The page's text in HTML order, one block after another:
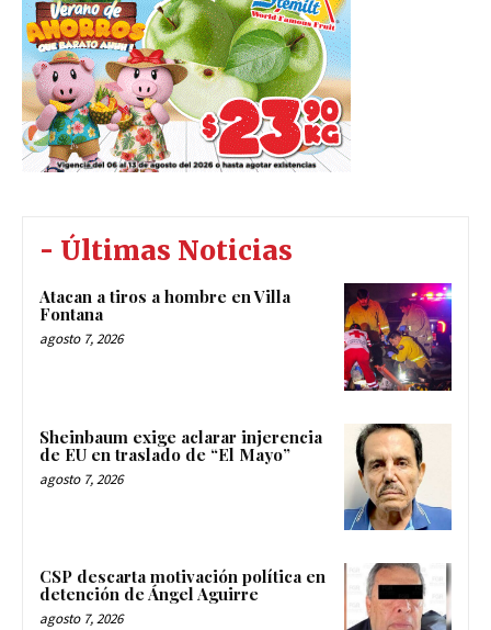
- Últimas Noticias
Atacan a tiros a hombre en Villa
Fontana
agosto 7, 2026
Sheinbaum exige aclarar injerencia
de EU en traslado de “El Mayo”
agosto 7, 2026
CSP descarta motivación política en
detención de Ángel Aguirre
agosto 7, 2026